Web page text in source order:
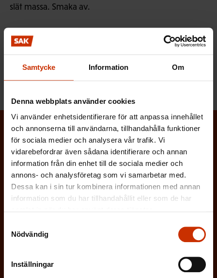
Samtycke Information Om
Denna webbplats använder cookies
Vi använder enhetsidentifierare för att anpassa innehållet
och annonserna till användarna, tillhandahålla funktioner
för sociala medier och analysera vår trafik. Vi
vidarebefordrar även sådana identifierare och annan
information från din enhet till de sociala medier och
annons- och analysföretag som vi samarbetar med.
Dessa kan i sin tur kombinera informationen med annan
information som du har tillhandahållit eller som de har
Nödvändig
Inställningar
slät massa. Smaka av.
MER FRÅN RELATERADE ÄMNEN:
LÖNTAGAREN MATBITEN
Prenumerera på Löntagarens nyhetsbrev
och håll koll på vad som händer i
arbetslivet
Via Löntagarens nyhetsbrev får du senaste nytt om
arbetslivet, arbetsmarknaden och arbetsmiljön